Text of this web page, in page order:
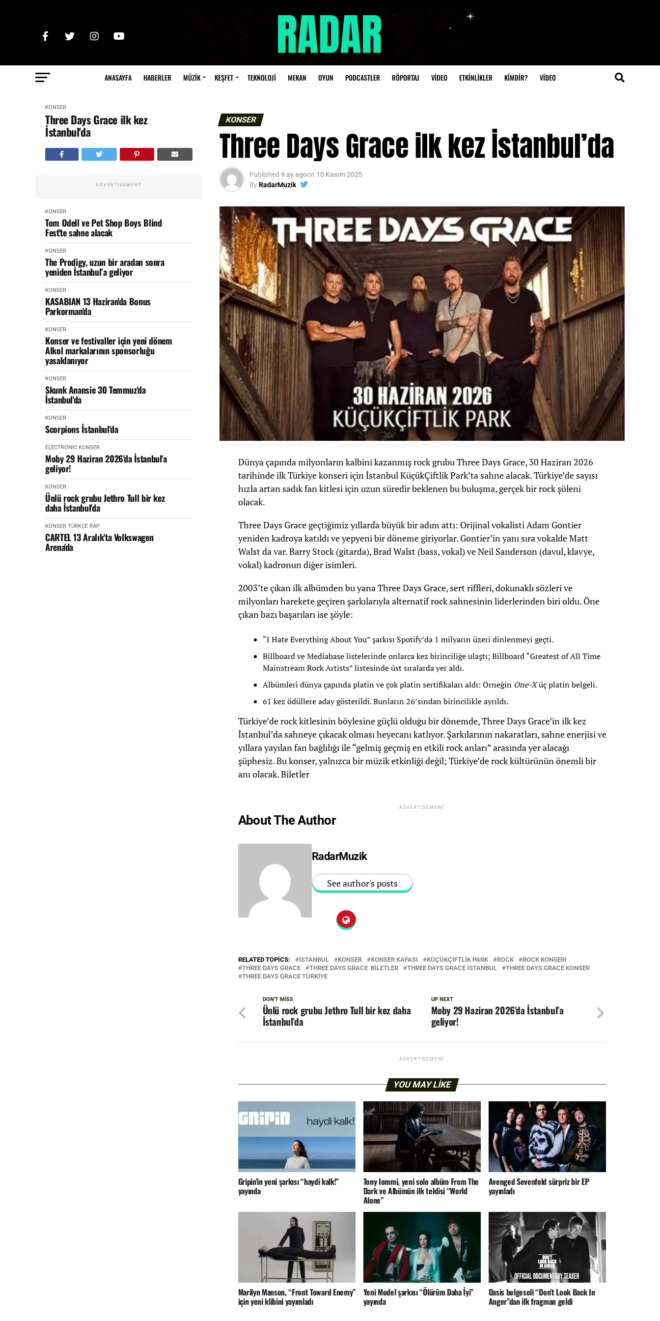
ANASAYFA HABERLER MÜZİK KEŞFET TEKNOLOJİ MEKAN OYUN PODCASTLER RÖPORTAJ VİDEO ETKİNLİKLER KİMDİR? VIDEO
KONSER
Three Days Grace ilk kez
İstanbul'da
ADVERTISEMENT
KONSER
Tom Odell ve Pet Shop Boys Blind
Fest'te sahne alacak
KONSER
The Prodigy, uzun bir aradan sonra
yeniden İstanbul’a geliyor
KONSER
KASABIAN 13 Haziran'da Bonus
Parkorman'da
KONSER
Konser ve festivaller için yeni dönem
Alkol markalarının sponsorluğu
yasaklanıyor
KONSER
Skunk Anansie 30 Temmuz'da
İstanbul'da
KONSER
Scorpions İstanbul'da
ELECTRONIC KONSER
Moby 29 Haziran 2026'da İstanbul'a
geliyor!
KONSER
Ünlü rock grubu Jethro Tull bir kez
daha İstanbul'da
KONSER TÜRKÇE RAP
CARTEL 13 Aralık'ta Volkswagen
Arena'da
KONSER
Three Days Grace ilk kez İstanbul’da
Published 9 ay agoon 10 Kasım 2025
ByRadarMuzik
Dünya çapında milyonların kalbini kazanmış rock grubu Three Days Grace, 30 Haziran 2026
tarihinde ilk Türkiye konseri için İstanbul KüçükÇiftlik Park’ta sahne alacak. Türkiye’de sayısı
hızla artan sadık fan kitlesi için uzun süredir beklenen bu buluşma, gerçek bir rock şöleni
olacak.
Three Days Grace geçtiğimiz yıllarda büyük bir adım attı: Orijinal vokalisti Adam Gontier
yeniden kadroya katıldı ve yepyeni bir döneme giriyorlar. Gontier’in yanı sıra vokalde Matt
Walst da var. Barry Stock (gitarda), Brad Walst (bass, vokal) ve Neil Sanderson (davul, klavye,
vokal) kadronun diğer isimleri.
2003’te çıkan ilk albümden bu yana Three Days Grace, sert riffleri, dokunaklı sözleri ve
milyonları harekete geçiren şarkılarıyla alternatif rock sahnesinin liderlerinden biri oldu. Öne
çıkan bazı başarıları ise şöyle:
“I Hate Everything About You” şarkısı Spotify’da 1 milyarın üzeri dinlenmeyi geçti.
Billboard ve Mediabase listelerinde onlarca kez birinciliğe ulaştı; Billboard “Greatest of All Time
Mainstream Rock Artists” listesinde üst sıralarda yer aldı.
Albümleri dünya çapında platin ve çok platin sertifikaları aldı: Örneğin One-Xüç platin belgeli.
61 kez ödüllere aday gösterildi. Bunların 26’sından birincilikle ayrıldı.
Türkiye’de rock kitlesinin böylesine güçlü olduğu bir dönemde, Three Days Grace’in ilk kez
İstanbul’da sahneye çıkacak olması heyecanı katlıyor. Şarkılarının nakaratları, sahne enerjisi ve
yıllara yayılan fan bağlılığı ile “gelmiş geçmiş en etkili rock anları” arasında yer alacağı
şüphesiz. Bu konser, yalnızca bir müzik etkinliği değil; Türkiye’de rock kültürünün önemli bir
anı olacak. Biletler
ADVERTISEMENT
About The Author
RadarMuzik
See author's posts
RELATED TOPICS: ISTANBUL KONSER KONSER KAFASI KÜÇÜKÇIFTLIK PARK ROCK
ROCK KONSERI
THREE DAYS GRACE
THREE DAYS GRACE BILETLER THREE DAYS GRACE ISTANBUL
THREE DAYS GRACE KONSER
THREE DAYS GRACE TÜRKIYE
UP NEXT
Moby 29 Haziran 2026’da İstanbul’a
geliyor!
DON'T MISS
Ünlü rock grubu Jethro Tull bir kez daha
İstanbul’da
ADVERTISEMENT
YOU MAY LIKE
Gripin’in yeni şarkısı “haydi kalk!”
yayında
Tony Iommi, yeni solo albüm From The
Dark ve Albümün ilk teklisi “World
Alone”
Avenged Sevenfold sürpriz bir EP
yayınladı
Marilyn Manson, “Front Toward Enemy”
için yeni klibini yayımladı
Yeni Model şarkısı “Ölürüm Daha İyi”
yayında
Oasis belgeseli “Don’t Look Back In
Anger”dan ilk fragman geldi